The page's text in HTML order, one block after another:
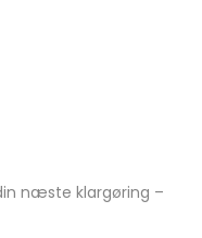
næste klargøring –